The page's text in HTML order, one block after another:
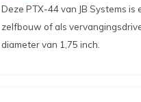
Deze PTX-44 van JB Systems
zelfbouw of als
diameter van 1,75 inch.